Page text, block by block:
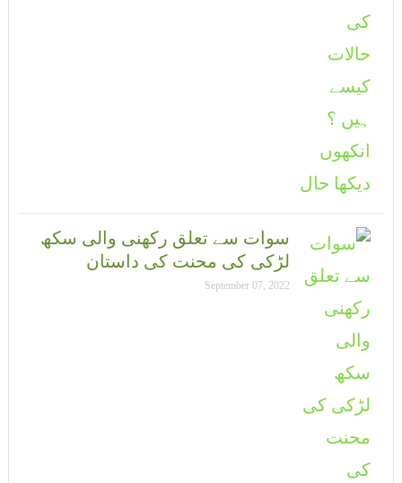
سوات سے تعلق رکھنی والی سکھ
لڑکی کی محنت کی داستان
September 07, 2022